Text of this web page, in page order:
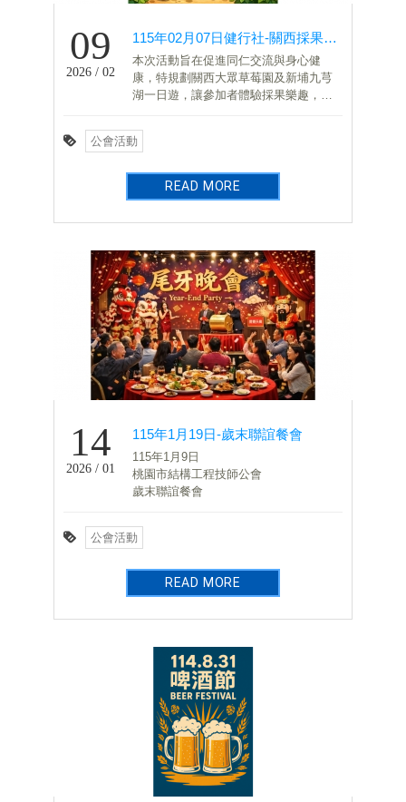
09
2026 / 02
115年02月07日健行社-關西採果一日遊
本次活動旨在促進同仁交流與身心健
康，特規劃關西大眾草莓園及新埔九芎
湖一日遊，讓參加者體驗採果樂趣，享
公會活動
READ MORE
14
2026 / 01
115年1月19日-歲末聯誼餐會
115年1月9日
桃園市結構工程技師公會
歲末聯誼餐會
公會活動
READ MORE